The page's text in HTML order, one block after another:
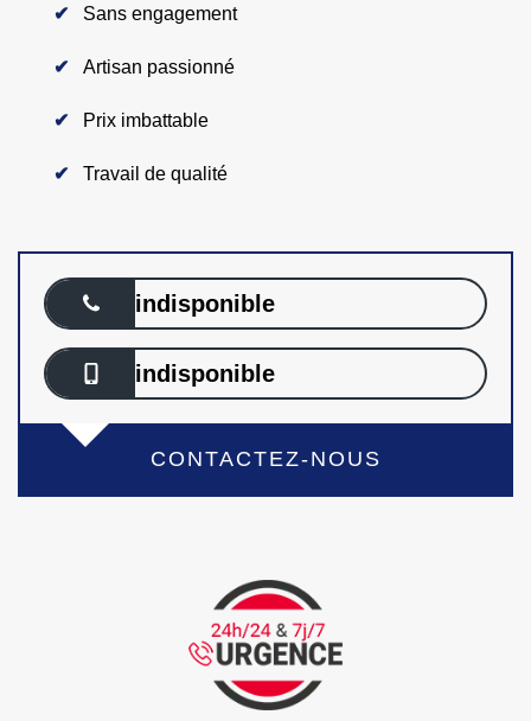
Sans engagement
Artisan passionné
Prix imbattable
Travail de qualité
indisponible
indisponible
CONTACTEZ-NOUS